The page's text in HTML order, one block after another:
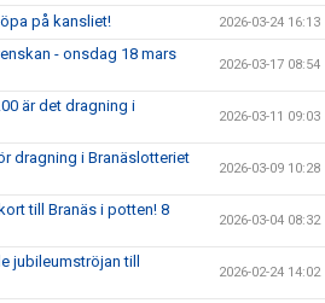
på kansliet! 2026-03-24 16:13
- onsdag 18 mars
2026-03-17 08:54
är det dragning i
2026-03-11 09:03
dragning i Branäslotteriet
2026-03-09 10:28
till Branäs i potten! 8
2026-03-04 08:32
jubileumströjan till
2026-02-24 14:02